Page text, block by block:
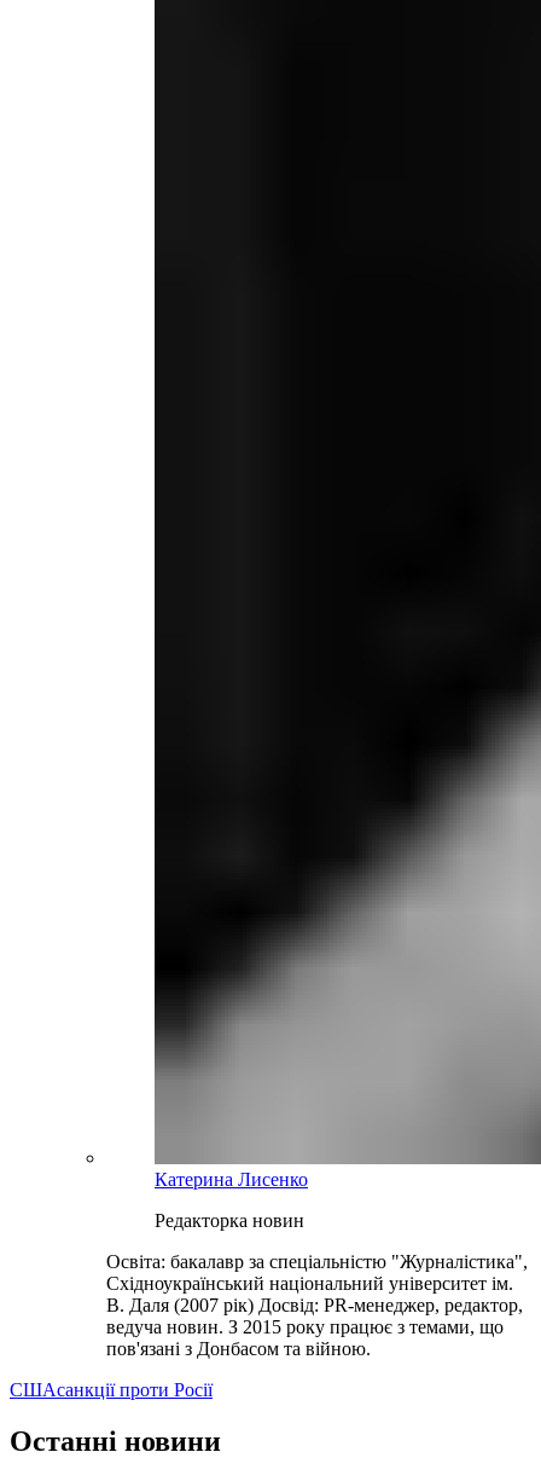
Катерина Лисенко
Редакторка новин
Освіта: бакалавр за спеціальністю "Журналістика",
Східноукраїнський національний університет ім.
В. Даля (2007 рік) Досвід: PR-менеджер, редактор,
ведуча новин. З 2015 року працює з темами, що
пов'язані з Донбасом та війною.
СШАсанкції проти Росії
Останні новини